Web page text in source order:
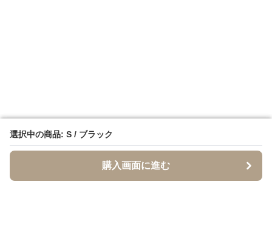
選択中の商品: S / ブラック
購入画面に進む
選択中の商品: S / ブラック
購入画面に進む